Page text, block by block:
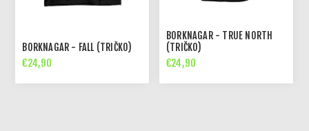
BORKNAGAR - FALL (TRIČKO)
€24,90
BORKNAGAR - TRUE NORTH
(TRIČKO)
€24,90